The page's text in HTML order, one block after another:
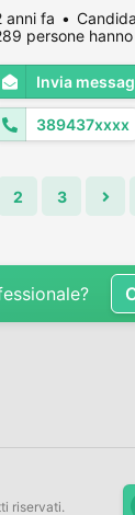
Resp. Vendite , Dir.
Officina .
Economia
Perito
Meccanica
Condotta Moto...
anni fa
persone
Invia
389437xxxx
2 3
riservati.